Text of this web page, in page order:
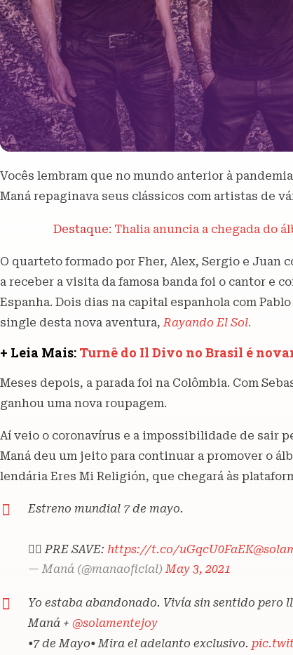
Vocês lembram que no mundo anterior à
Maná repaginava seus clássicos com artistas de
Destaque: Thalia anuncia a chegada do
O quarteto formado por Fher, Alex, Sergio e Juan
a receber a visita da famosa banda foi o cantor e
Espanha. Dois dias na capital espanhola com
single desta nova aventura,Rayando El Sol.
+ Leia Mais: Turnê do Il Divo no Brasil é
Meses depois, a parada foi na Colômbia. Com
ganhou uma nova roupagem.
Aí veio o coronavírus e a impossibilidade de sair
Maná deu um jeito para continuar a promover o
lendária Eres Mi Religión, que chegará às
Estreno mundial 7 de mayo.
👉🏼 PRE SAVE: https://t.co/uGqcU0FaEK
— Maná (@manaoficial)May 3, 2021
Yo estaba abandonado. Vivía sin sentido pero
Maná + @solamentejoy
•7 de Mayo• Mira el adelanto exclusivo.